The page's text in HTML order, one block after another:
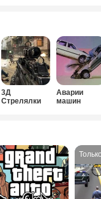
3Д
Стрелялки
Аварии
машин